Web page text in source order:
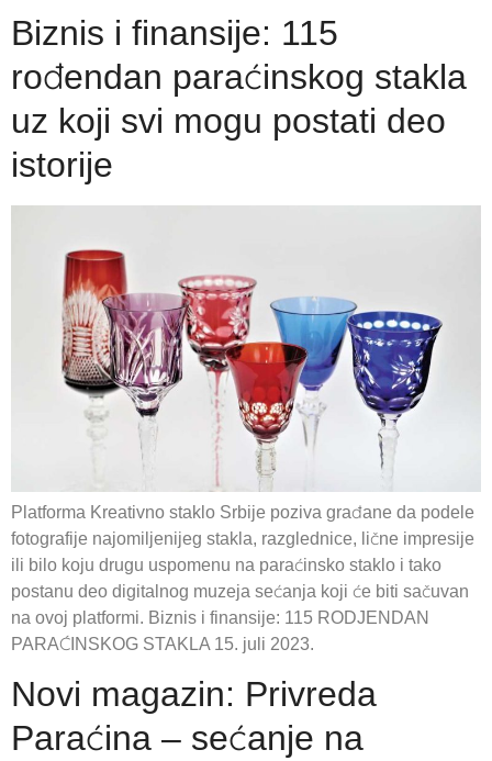
Biznis i finansije: 115
rođendan paraćinskog stakla
uz koji svi mogu postati deo
istorije
Platforma Kreativno staklo Srbije poziva građane da podele
fotografije najomiljenijeg stakla, razglednice, lične impresije
ili bilo koju drugu uspomenu na paraćinsko staklo i tako
postanu deo digitalnog muzeja sećanja koji će biti sačuvan
na ovoj platformi. Biznis i finansije: 115 RODJENDAN
PARAĆINSKOG STAKLA 15. juli 2023.
Novi magazin: Privreda
Paraćina – sećanje na